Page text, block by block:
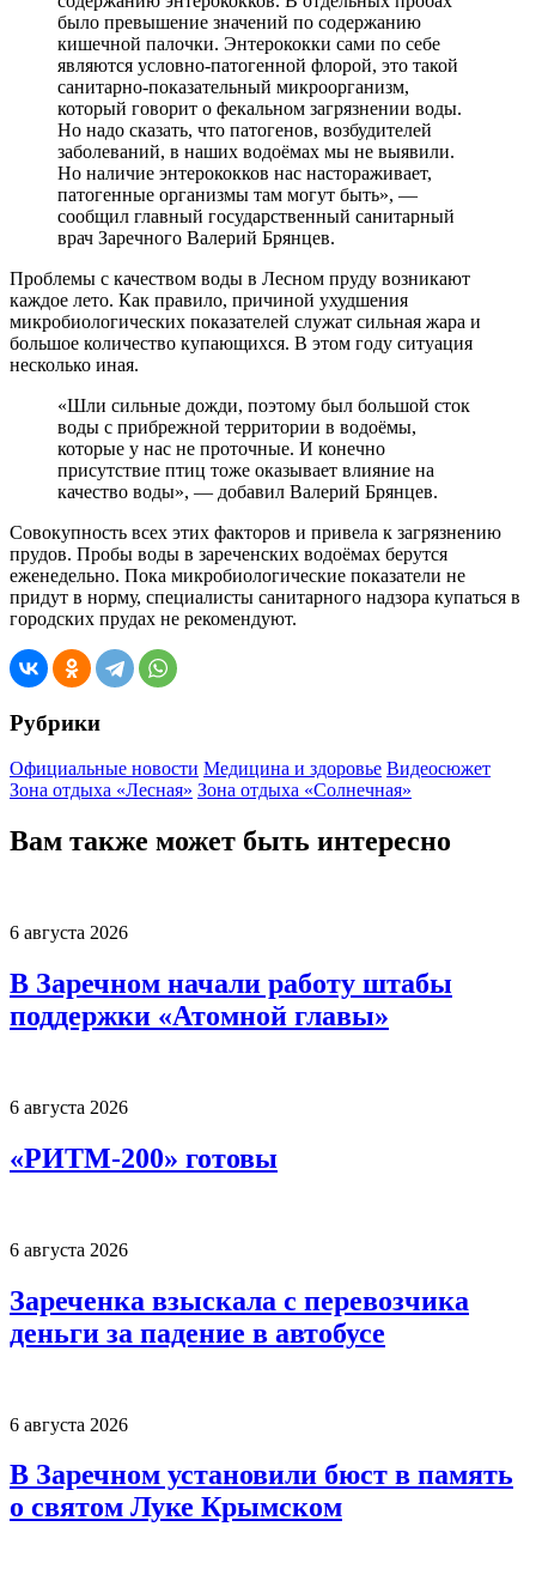
было превышение значений по содержанию
кишечной палочки. Энтерококки сами по себе
являются условно-патогенной флорой, это такой
санитарно-показательный микроорганизм,
который говорит о фекальном загрязнении воды.
Но надо сказать, что патогенов, возбудителей
заболеваний, в наших водоёмах мы не выявили.
Но наличие энтерококков нас настораживает,
патогенные организмы там могут быть», —
сообщил главный государственный санитарный
врач Заречного Валерий Брянцев.
Проблемы с качеством воды в Лесном пруду возникают
каждое лето. Как правило, причиной ухудшения
микробиологических показателей служат сильная жара и
большое количество купающихся. В этом году ситуация
несколько иная.
«Шли сильные дожди, поэтому был большой сток
воды с прибрежной территории в водоёмы,
которые у нас не проточные. И конечно
присутствие птиц тоже оказывает влияние на
качество воды», — добавил Валерий Брянцев.
Совокупность всех этих факторов и привела к загрязнению
прудов. Пробы воды в зареченских водоёмах берутся
еженедельно. Пока микробиологические показатели не
придут в норму, специалисты санитарного надзора купаться в
городских прудах не рекомендуют.
Рубрики
Официальные новости Медицина и здоровье Видеосюжет
Зона отдыха «Лесная» Зона отдыха «Солнечная»
Вам также может быть интересно
6 августа 2026
В Заречном начали работу штабы
поддержки «Атомной главы»
6 августа 2026
«РИТМ-200» готовы
6 августа 2026
Зареченка взыскала с перевозчика
деньги за падение в автобусе
6 августа 2026
В Заречном установили бюст в память
о святом Луке Крымском